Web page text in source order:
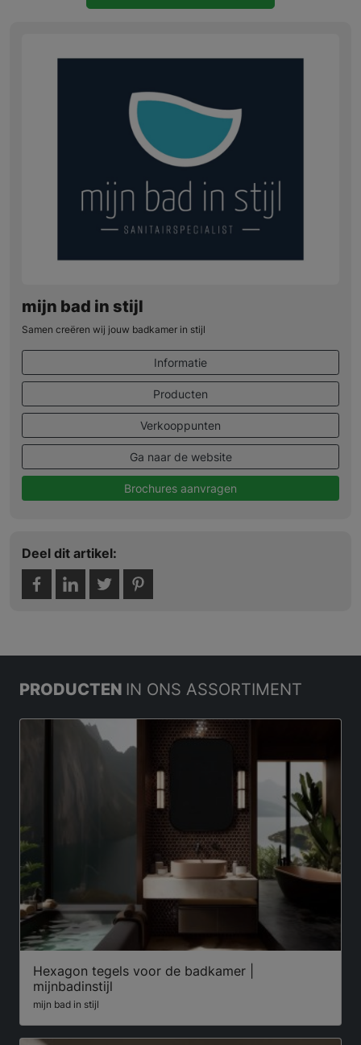
mijn bad in stijl
Samen creëren wij jouw badkamer in stijl
Informatie
Producten
Verkooppunten
Ga naar de website
Brochures aanvragen
Deel dit artikel:
PRODUCTEN IN ONS ASSORTIMENT
Hexagon tegels voor de badkamer |
mijnbadinstijl
mijn bad in stijl